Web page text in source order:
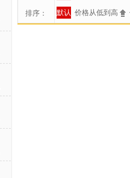
排序： 默认 价格从低到高